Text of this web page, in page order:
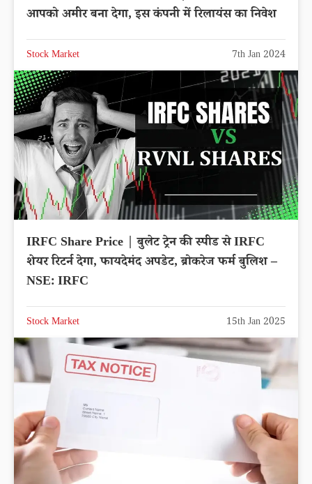
आपको अमीर बना देगा, इस कंपनी में रिलायंस का निवेश
Stock Market 7th Jan 2024
IRFC Share Price | बुलेट ट्रेन की स्पीड से IRFC
शेयर रिटर्न देगा, फायदेमंद अपडेट, ब्रोकरेज फर्म बुलिश –
NSE: IRFC
Stock Market 15th Jan 2025